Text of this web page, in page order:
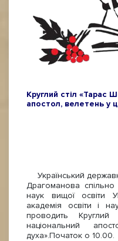
Круглий стіл «Тарас
апостол, велетень у
Український
Драгоманова
наук вищої освіти
академія освіти і
проводить
національний
духа».Початок о 10.00.